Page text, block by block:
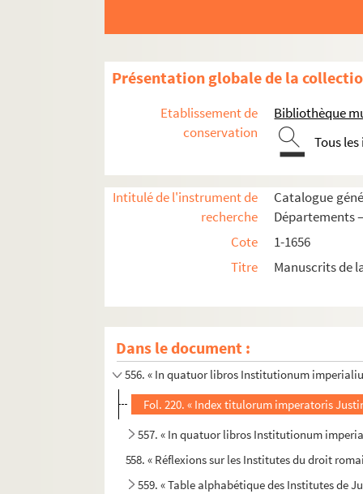
Présentation globale de la
Etablissement de
conservation
Bibliothèque
Tous
Intitulé de l'instrument de
recherche
Catalogue
Départements
Cote
1-1656
Titre
Manuscrits de
Dans le document :
544. « Déduction des drois du Roy sur les
546. « Imperatoris Caesaris Justiniani
547. « Liber I. (II. III. IV.) Institutionum
548. « Institutionum [Justiniani]liber primus
549. « Institutiones Justiniani imperatoris,
550. « Prolegomena in quatuor Institutionum
551. « Institutionum Justiniani brevis explicatio
552. « In quatuor libros Institutionum
554. « Institutionum Justiniani synopsis...
555. « Brevis notitia originis et incrementi
556. « In quatuor libros Institutionum
Fol. 220. « Index titulorum imperatoris
557. « In quatuor libros Institutionum
558. « Réflexions sur les Institutes du droit
559. « Table alphabétique des Institutes de